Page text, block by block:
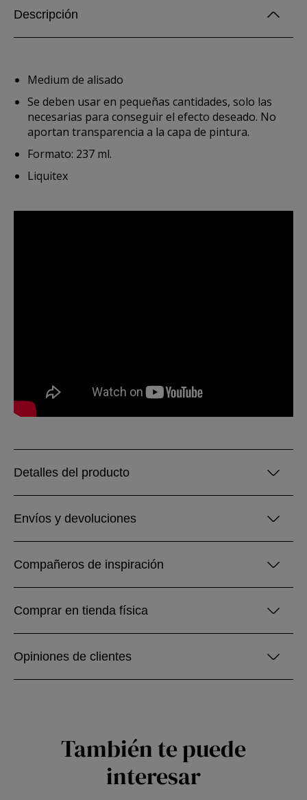
Descripción
Medium de alisado
Se deben usar en pequeñas cantidades, solo las
necesarias para conseguir el efecto deseado. No
aportan transparencia a la capa de pintura.
Formato: 237 ml.
Liquitex
Detalles del producto
Envíos y devoluciones
Compañeros de inspiración
Comprar en tienda física
Opiniones de clientes
También te puede
interesar